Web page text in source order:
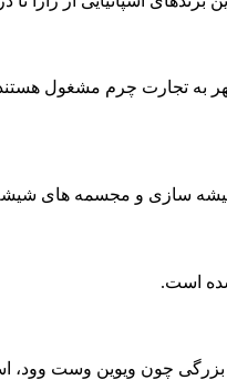
شهر به تجارت چرم مشغول
سازی و مجسمه های
شده است.
چون ویوین وست وود،